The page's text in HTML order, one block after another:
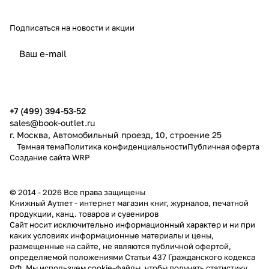
Подписаться на новости и акции
+7 (499) 394-53-52
sales@book-outlet.ru
г. Москва, Автомобильный проезд, 10, строение 25
Темная темаПолитика конфиденциальностиПубличная оферта
Создание сайтаWRP
© 2014 - 2026 Все права защищены
Книжный Аутлет - интернет магазин книг, журналов, печатной
продукции, канц. товаров и сувениров
Cайт носит исключительно информационный характер и ни при
каких условиях информационные материалы и цены,
размещенные на сайте, не являются публичной офертой,
определяемой положениями Статьи 437 Гражданского кодекса